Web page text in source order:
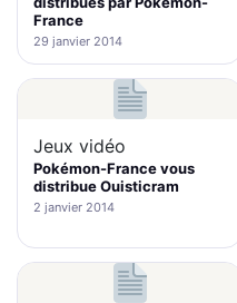
France
29 janvier 2014
Jeux vidéo
Pokémon-France vous
distribue Ouisticram
2 janvier 2014